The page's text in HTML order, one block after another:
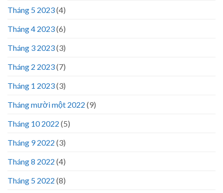
Tháng 5 2023(4)
Tháng 4 2023(6)
Tháng 3 2023(3)
Tháng 2 2023(7)
Tháng 1 2023(3)
Tháng mười một 2022 (9)
Tháng 10 2022 (5)
Tháng 9 2022 (3)
Tháng 8 2022 (4)
Tháng 5 2022 (8)